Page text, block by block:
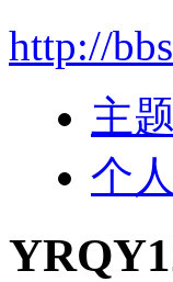
http://
主题
个